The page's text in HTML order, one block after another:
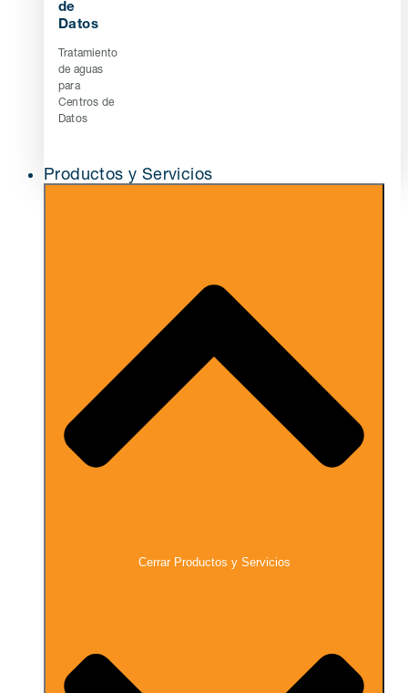
de
Datos
Tratamiento
de aguas
para
Centros de
Datos
Productos y Servicios
Cerrar Productos y Servicios